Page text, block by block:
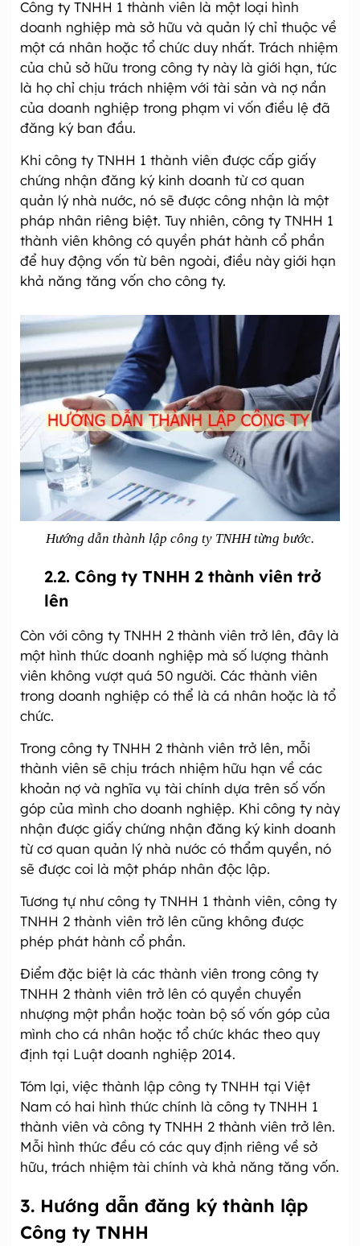
Công ty TNHH 1 thành viên là một loại hình
doanh nghiệp mà sở hữu và quản lý chỉ thuộc về
một cá nhân hoặc tổ chức duy nhất. Trách nhiệm
của chủ sở hữu trong công ty này là giới hạn, tức
là họ chỉ chịu trách nhiệm với tài sản và nợ nần
của doanh nghiệp trong phạm vi vốn điều lệ đã
đăng ký ban đầu.
Khi công ty TNHH 1 thành viên được cấp giấy
chứng nhận đăng ký kinh doanh từ cơ quan
quản lý nhà nước, nó sẽ được công nhận là một
pháp nhân riêng biệt. Tuy nhiên, công ty TNHH 1
thành viên không có quyền phát hành cổ phần
để huy động vốn từ bên ngoài, điều này giới hạn
khả năng tăng vốn cho công ty.
Hướng dẫn thành lập công ty TNHH từng bước.
2.2. Công ty TNHH 2 thành viên trở
lên
Còn với công ty TNHH 2 thành viên trở lên, đây là
một hình thức doanh nghiệp mà số lượng thành
viên không vượt quá 50 người. Các thành viên
trong doanh nghiệp có thể là cá nhân hoặc là tổ
chức.
Trong công ty TNHH 2 thành viên trở lên, mỗi
thành viên sẽ chịu trách nhiệm hữu hạn về các
khoản nợ và nghĩa vụ tài chính dựa trên số vốn
góp của mình cho doanh nghiệp. Khi công ty này
nhận được giấy chứng nhận đăng ký kinh doanh
từ cơ quan quản lý nhà nước có thẩm quyền, nó
sẽ được coi là một pháp nhân độc lập.
Tương tự như công ty TNHH 1 thành viên, công ty
TNHH 2 thành viên trở lên cũng không được
phép phát hành cổ phần.
Điểm đặc biệt là các thành viên trong công ty
TNHH 2 thành viên trở lên có quyền chuyển
nhượng một phần hoặc toàn bộ số vốn góp của
mình cho cá nhân hoặc tổ chức khác theo quy
định tại Luật doanh nghiệp 2014.
Tóm lại, việc thành lập công ty TNHH tại Việt
Nam có hai hình thức chính là công ty TNHH 1
thành viên và công ty TNHH 2 thành viên trở lên.
Mỗi hình thức đều có các quy định riêng về sở
hữu, trách nhiệm tài chính và khả năng tăng vốn.
3. Hướng dẫn đăng ký thành lập
Công ty TNHH